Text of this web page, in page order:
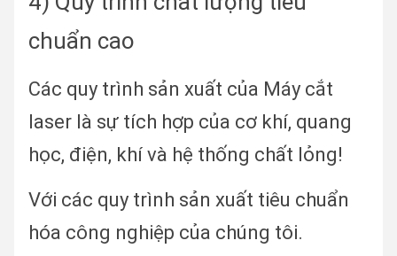
chuẩn cao
Các quy trình sản xuất của Máy cắt
laser là sự tích hợp của cơ khí, quang
học, điện, khí và hệ thống chất lỏng!
Với các quy trình sản xuất tiêu chuẩn
hóa công nghiệp của chúng tôi.